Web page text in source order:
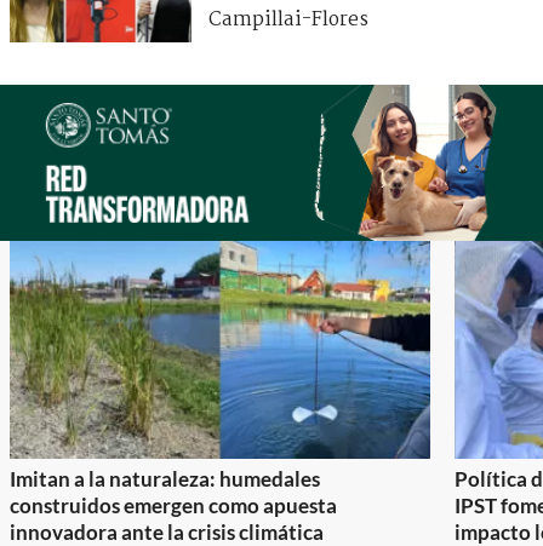
Campillai-Flores
Imitan a la naturaleza: humedales
construidos emergen como apuesta
innovadora ante la crisis climática
Política
IPST
impacto